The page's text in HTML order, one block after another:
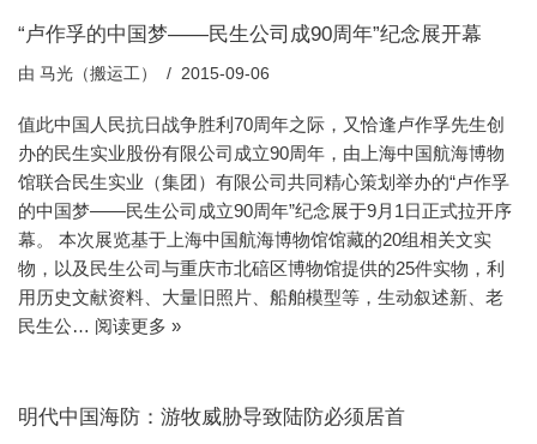
“卢作孚的中国梦——民生公司成90周年”纪念展开幕
由 马光（搬运工） 2015-09-06
值此中国人民抗日战争胜利70周年之际，又恰逢卢作孚先生创
办的民生实业股份有限公司成立90周年，由上海中国航海博物
馆联合民生实业（集团）有限公司共同精心策划举办的“卢作孚
的中国梦——民生公司成立90周年”纪念展于9月1日正式拉开序
幕。 本次展览基于上海中国航海博物馆馆藏的20组相关文实
物，以及民生公司与重庆市北碚区博物馆提供的25件实物，利
用历史文献资料、大量旧照片、船舶模型等，生动叙述新、老
民生公… 阅读更多 »
明代中国海防：游牧威胁导致陆防必须居首